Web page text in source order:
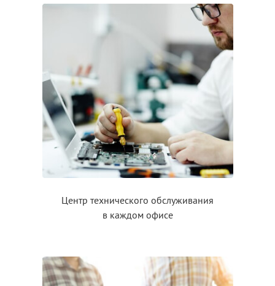
Центр технического обслуживания
в каждом офисе